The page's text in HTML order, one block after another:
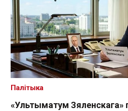
«Ультыматум Зяленскага»
Палітыка